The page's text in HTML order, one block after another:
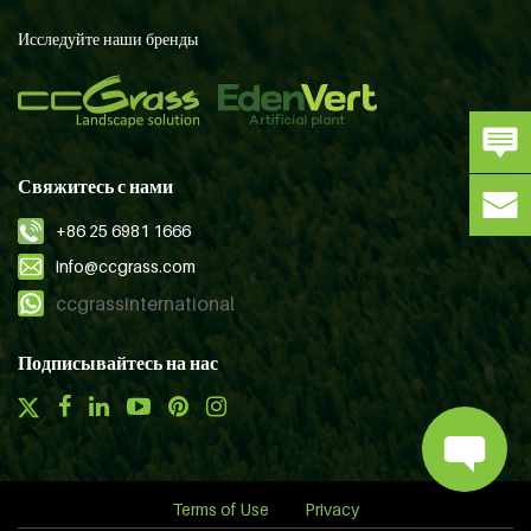
Исследуйте наши бренды
Свяжитесь с нами
+86 25 6981 1666
info@ccgrass.com
ccgrassinternational
Подписывайтесь на нас
Terms of Use Privacy